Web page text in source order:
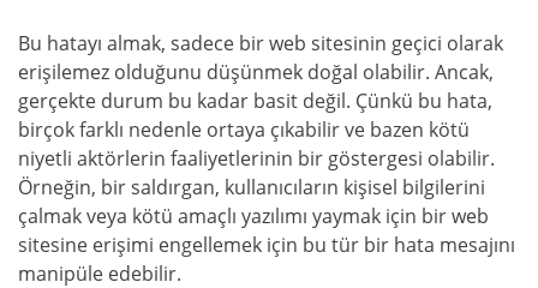
Bu hatayı almak, sadece bir web sitesinin geçici olarak
erişilemez olduğunu düşünmek doğal olabilir. Ancak,
gerçekte durum bu kadar basit değil. Çünkü bu hata,
birçok farklı nedenle ortaya çıkabilir ve bazen kötü
niyetli aktörlerin faaliyetlerinin bir göstergesi olabilir.
Örneğin, bir saldırgan, kullanıcıların kişisel bilgilerini
çalmak veya kötü amaçlı yazılımı yaymak için bir web
sitesine erişimi engellemek için bu tür bir hata mesajını
manipüle edebilir.